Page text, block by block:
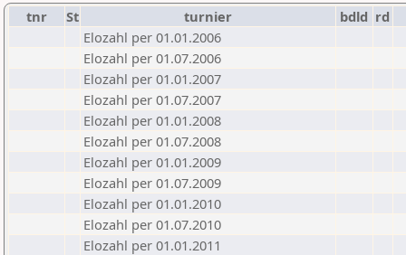
tnr St turnier bdld rd
Elozahl per 01.01.2006
Elozahl per 01.07.2006
Elozahl per 01.01.2007
Elozahl per 01.07.2007
Elozahl per 01.01.2008
Elozahl per 01.07.2008
Elozahl per 01.01.2009
Elozahl per 01.07.2009
Elozahl per 01.01.2010
Elozahl per 01.07.2010
Elozahl per 01.01.2011